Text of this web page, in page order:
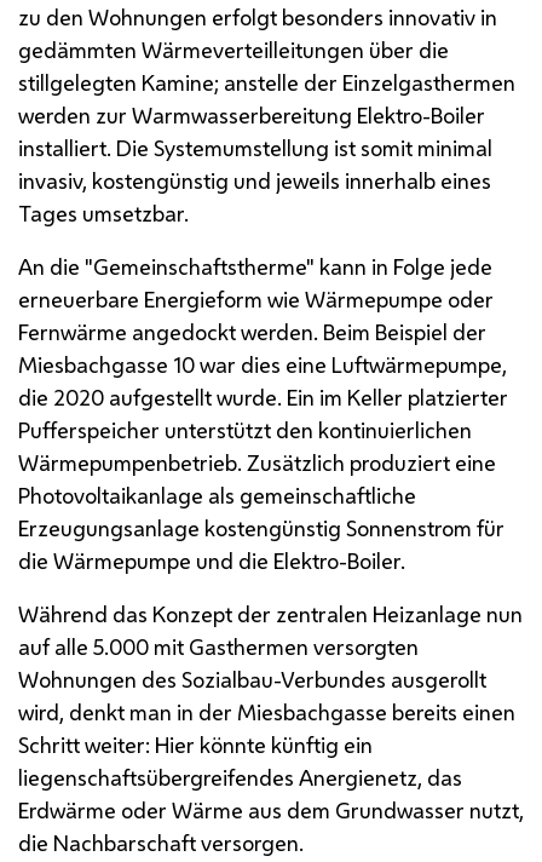
zu den Wohnungen erfolgt besonders innovativ in
gedämmten Wärmeverteilleitungen über die
stillgelegten Kamine; anstelle der Einzelgasthermen
werden zur Warmwasserbereitung Elektro-Boiler
installiert. Die Systemumstellung ist somit minimal
invasiv, kostengünstig und jeweils innerhalb eines
Tages umsetzbar.
An die "Gemeinschaftstherme" kann in Folge jede
erneuerbare Energieform wie Wärmepumpe oder
Fernwärme angedockt werden. Beim Beispiel der
Miesbachgasse 10 war dies eine Luftwärmepumpe,
die 2020 aufgestellt wurde. Ein im Keller platzierter
Pufferspeicher unterstützt den kontinuierlichen
Wärmepumpenbetrieb. Zusätzlich produziert eine
Photovoltaikanlage als gemeinschaftliche
Erzeugungsanlage kostengünstig Sonnenstrom für
die Wärmepumpe und die Elektro-Boiler.
Während das Konzept der zentralen Heizanlage nun
auf alle 5.000 mit Gasthermen versorgten
Wohnungen des Sozialbau-Verbundes ausgerollt
wird, denkt man in der Miesbachgasse bereits einen
Schritt weiter: Hier könnte künftig ein
liegenschaftsübergreifendes Anergienetz, das
Erdwärme oder Wärme aus dem Grundwasser nutzt,
die Nachbarschaft versorgen.